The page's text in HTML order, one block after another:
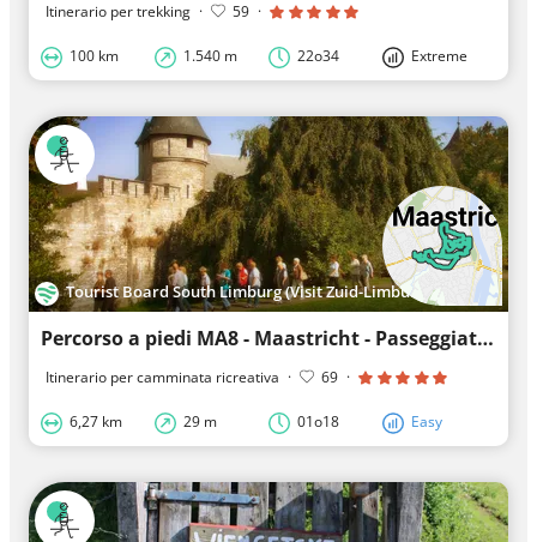
Itinerario per trekking · 59 ·
100 km 1.540 m 22o34 Extreme
Tourist Board South Limburg (Visit Zuid-Limburg)
Percorso a piedi MA8 - Maastricht - Passeggiata in città a Maastricht
Itinerario per camminata ricreativa · 69 ·
6,27 km 29 m 01o18 Easy